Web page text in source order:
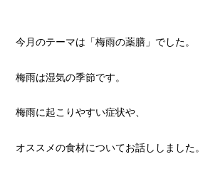
今月のテーマは「梅雨の薬膳」でした。
梅雨は湿気の季節です。
梅雨に起こりやすい症状や、
オススメの食材についてお話ししました。